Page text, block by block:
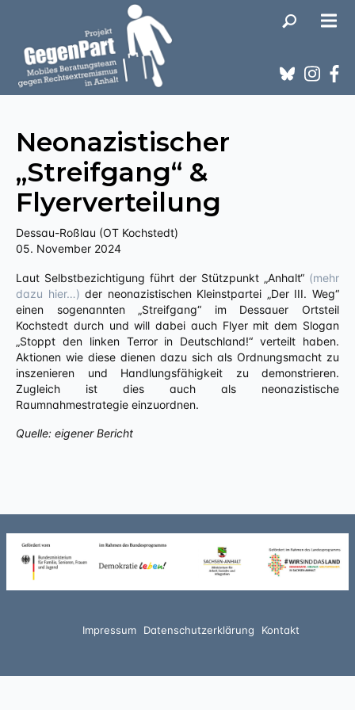
Neonazistischer
„Streifgang“ &
Flyerverteilung
Dessau-Roßlau (OT Kochstedt)
05. November 2024
Laut Selbstbezichtigung führt der Stützpunkt „Anhalt“ (mehr
dazu hier…) der neonazistischen Kleinstpartei „Der III. Weg“
einen sogenannten „Streifgang“ im Dessauer Ortsteil
Kochstedt durch und will dabei auch Flyer mit dem Slogan
„Stoppt den linken Terror in Deutschland!“ verteilt haben.
Aktionen wie diese dienen dazu sich als Ordnungsmacht zu
inszenieren und Handlungsfähigkeit zu demonstrieren.
Zugleich ist dies auch als neonazistische
Raumnahmestrategie einzuordnen.
Quelle: eigener Bericht
Impressum Datenschutzerklärung Kontakt